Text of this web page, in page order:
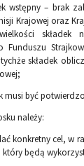
wstępny – brak
Krajowej oraz
Funduszu
składek
musi być
należy:
konkretny cel, w
który będą